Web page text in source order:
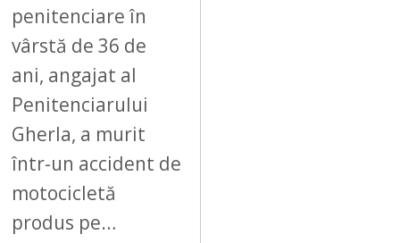
penitenciare în
vârstă de 36 de
ani, angajat al
Penitenciarului
Gherla, a murit
într-un accident de
motocicletă
produs pe…